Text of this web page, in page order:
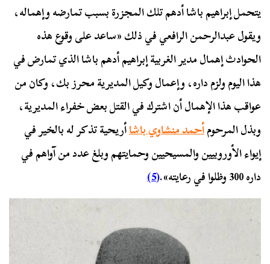
يتحمل إبراهيم باشا أدهم تلك المجزرة بسبب تمارضه وإهماله،
ويقول عبدالرحمن الرافعي في ذلك «ساعد على وقوع هذه
الحوادث إهمال مدير الغربية إبراهيم أدهم باشا الذي تمارض في
هذا اليوم ولزم داره، وإعمال وكيل المديرية محرز بك، وكان من
عواقب هذا الإهمال أن اشترك في القتل بعض خفراء المديرية،
وبذل المرحومأحمد منشاوي باشاأريحية تذكر له بالخير في
إيواء الأوروبيين والمسيحيين وحمايتهم وبلغ عدد من آواهم في
داره 300 وظلوا في رعايته».
(5)